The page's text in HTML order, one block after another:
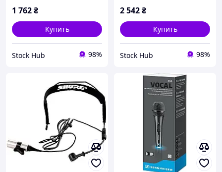
1 762₴
Купить
Stock Hub 98%
2 542₴
Купить
Stock Hub 98%